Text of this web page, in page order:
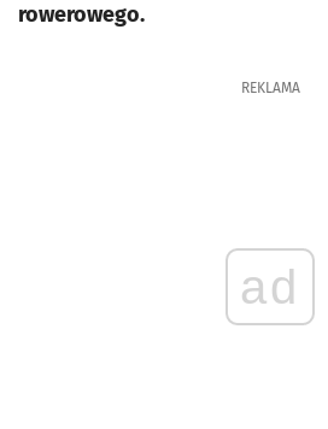
rowerowego.
REKLAMA
ad